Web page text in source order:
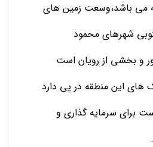
می باشد،وسعت زمین های
شهرهای محمود
و بخشی از رویان است
این منطقه در پی دارد
برای سرمایه گذاری و